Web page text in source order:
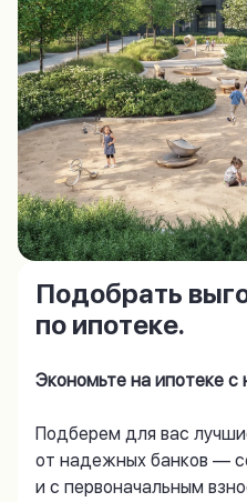
Подобрать
по ипотеке.
Экономьте на ипотеке с
Подберем для вас
от надежных банков —
и с первоначальным